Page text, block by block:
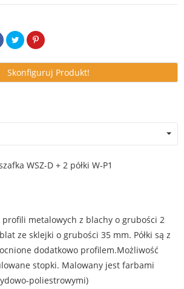
Skonfiguruj Produkt!
WSZ-D + 2 półki W-P1
profili metalowych z blachy o grubości 2
ze sklejki o grubości 35 mm. Półki są z
dodatkowo profilem.Możliwość
stopki. Malowany jest farbami
poliestrowymi)